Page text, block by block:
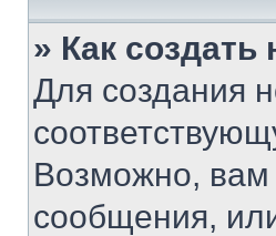
» Как
Для создания
Возможно, вам
сообщения,